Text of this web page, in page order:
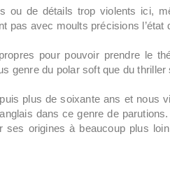
ou de détails trop violents ici,
pas avec moults précisions
pour pouvoir prendre le
genre du polar soft que du thriller
plus de soixante ans et nous
dans ce genre de
origines à beaucoup plus